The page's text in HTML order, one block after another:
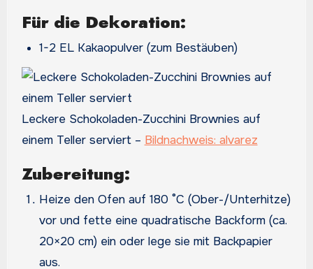
Für die Dekoration:
1-2 EL Kakaopulver (zum Bestäuben)
Leckere Schokoladen-Zucchini Brownies auf
einem Teller serviert – Bildnachweis: alvarez
Zubereitung:
Heize den Ofen auf 180 °C (Ober-/Unterhitze)
vor und fette eine quadratische Backform (ca.
20×20 cm) ein oder lege sie mit Backpapier
aus.